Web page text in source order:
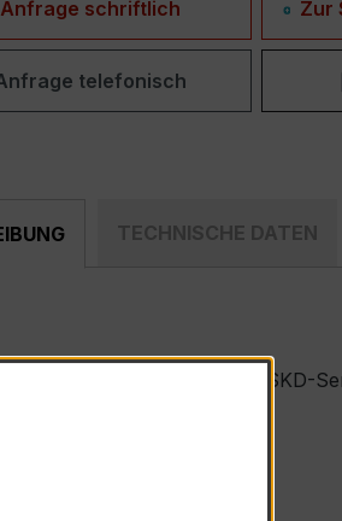
Anfrage schriftlich Zur
telefonisch
TECHNISCHE DATEN
der bewährten EASKD-
entwickelt.